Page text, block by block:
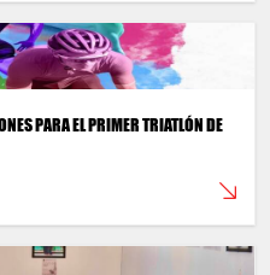
PARA EL PRIMER TRIATLÓN DE